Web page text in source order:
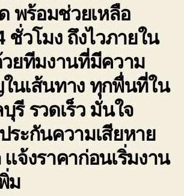
พร้อมช่วยเหลือ
ชั่วโมง ถึงไวภายใน
ยทีมงานที่มีความ
นเส้นทาง ทุกพื่นที่ใน
รี รวดเร็ว มั่นใจ
ะกันความเสียหาย
จ้งราคาก่อนเริ่มงาน
ม